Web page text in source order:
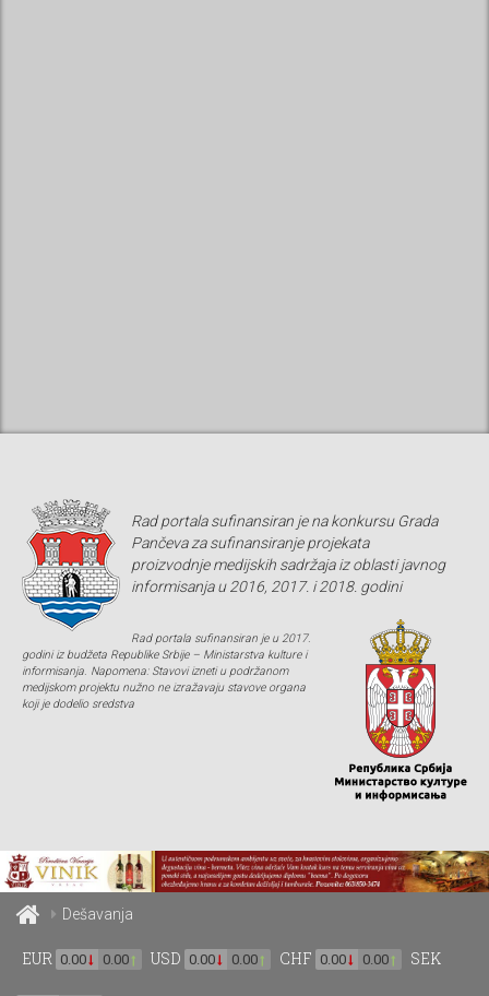
Rad portala sufinansiran je na konkursu Grada
Pančeva za sufinansiranje projekata
proizvodnje medijskih sadržaja iz oblasti javnog
informisanja u 2016, 2017. i 2018. godini
Rad portala sufinansiran je u 2017.
godini iz budžeta Republike Srbije – Ministarstva kulture i
informisanja. Napomena: Stavovi izneti u podržanom
medijskom projektu nužno ne izražavaju stavove organa
koji je dodelio sredstva
Dešavanja
EUR 0.00 0.00 USD 0.00 0.00 CHF 0.00 0.00 SEK